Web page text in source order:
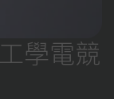
學電競